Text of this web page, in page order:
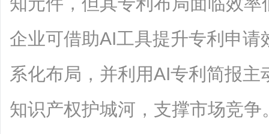
企业可借助AI工具提升专利申
系化布局，并利用AI专利简报
知识产权护城河，支撑市场竞